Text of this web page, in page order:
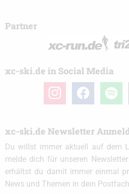
Partner
xc-ski.de in Social Media
instagramfacebook spotify
xc-ski.de Newsletter
Du willst immer aktuell auf dem
melde dich für unseren
erhältst du damit immer einmal
News und Themen in dein